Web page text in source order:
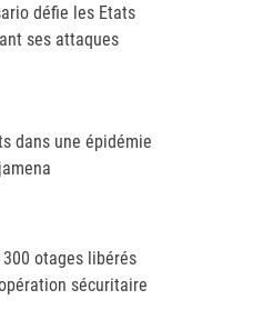
défie les Etats
ses attaques
dans une épidémie
otages libérés
sécuritaire